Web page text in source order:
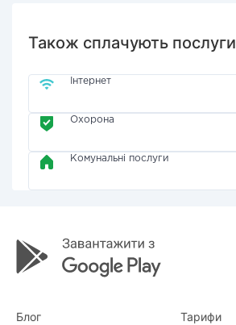
Також сплачують послуги
Інтернет
Охорона
Комунальні послуги
Блог Тарифи